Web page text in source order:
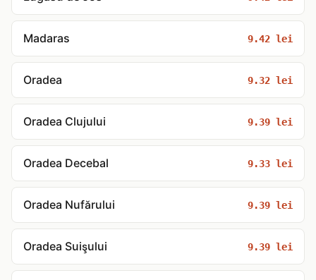
Madaras 9.42 lei
Oradea 9.32 lei
Oradea Clujului 9.39 lei
Oradea Decebal 9.33 lei
Oradea Nufărului 9.39 lei
Oradea Suişului 9.39 lei